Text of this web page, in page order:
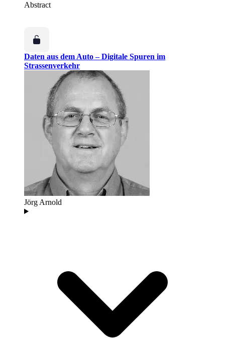
Abstract
Daten aus dem Auto – Digitale Spuren im
Strassenverkehr
Jörg Arnold